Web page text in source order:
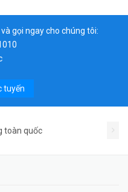
gọi ngay cho chúng tôi:
tuyến
toàn quốc